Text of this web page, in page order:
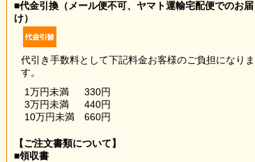
■代金引換（メール便不可、ヤマト運輸宅配便でのお届
け）
代引き手数料として下記料金お客様のご負担になりま
す。
1万円未満
330円
3万円未満
440円
10万円未満
660円
【ご注文書類について】
■領収書